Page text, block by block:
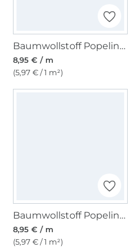
Baumwollstoff Popeline, senfgelb
8,95 € / m
(5,97 € / 1 m²)
Baumwollstoff Popeline dunkeltürkis
8,95 € / m
(5,97 € / 1 m²)